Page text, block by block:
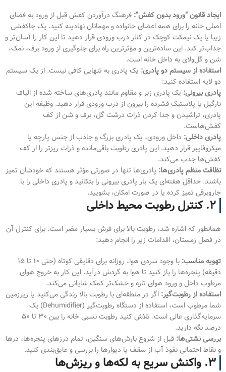
ایجاد قانون “ورود بدون کفش”: فرهنگ درآوردن کفش قبل از ورود به فضای
اصلی خانه را برای همه اعضای خانواده و مهمانان نهادینه کنید. یک جاکفشی
زیبا یا یک نیمکت کوچک در کنار درب ورودی قرار دهید تا این کار را آسان‌تر و
جذاب‌تر کند. این ساده‌ترین و مؤثرترین راه برای جلوگیری از ورود برف، نمک،
شن و گل‌ولای به داخل خانه است.
استفاده از سیستم دو پادری: یک پادری به تنهایی کافی نیست. از یک سیستم
دو لایه استفاده کنید:
پادری بیرونی: یک پادری زبر و مقاوم مانند پادری‌های ساخته شده از الیاف
نارگیل یا پلاستیک فشرده را بیرون از درب ورودی قرار دهید. وظیفه این
پادری، تراشیدن و جدا کردن ذرات درشت گل، برف و شن از کف
کفش‌هاست.
پادری داخلی: داخل ورودی، یک پادری بزرگ و جاذب از جنس پارچه یا
میکروفایبر قرار دهید. این پادری رطوبت باقی‌مانده و ذرات ریزتر را از کف
کفش‌ها جذب می‌کند.
نظافت منظم پادری‌ها: پادری‌ها تنها در صورتی مؤثر هستند که خودشان تمیز
باشند. حداقل هفته‌ای یک بار پادری بیرونی را بتکانید و پادری داخلی را با
جاروبرقی تمیز کرده یا در صورت امکان، بشویید.
۲. کنترل رطوبت محیط داخلی
همانطور که اشاره شد، رطوبت بالا برای فرش بسیار مضر است. برای کنترل آن
در فصل زمستان، اقدامات زیر را انجام دهید:
تهویه مناسب:
با وجود سردی هوا، روزانه برای دقایقی کوتاه (حتی ۱۰ تا ۱۵
دقیقه) پنجره‌ها را باز کنید تا هوا به گردش درآید. این کار به خروج هوای
مرطوب داخل و ورود هوای تازه و خشک‌تر کمک شایانی می‌کند.
استفاده از رطوبت‌گیر: اگر در منطقه‌ای با رطوبت بالا زندگی می‌کنید یا زیرزمین
شما مرطوب است، استفاده از دستگاه رطوبت‌گیر (Dehumidifier) یک
سرمایه‌گذاری عالی است. تلاش کنید رطوبت نسبی خانه را بین ۳۰ تا ۵۰
درصد نگه دارید.
بررسی نشتی‌ها: قبل از شروع بارش‌های سنگین، تمام درزهای پنجره‌ها، درها
و نقاط احتمالی نفوذ آب از سقف یا دیوارها را بررسی و عایق‌بندی کنید.
۳. واکنش سریع به لکه‌ها و ریزش‌ها